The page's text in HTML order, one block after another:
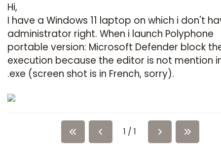
Hi,
I have a Windows 11 laptop on which i don't
administrator right. When i launch Polyphone
portable version: Microsoft Defender block
execution because the editor is not mention
.exe (screen shot is in French, sorry).
1 / 1